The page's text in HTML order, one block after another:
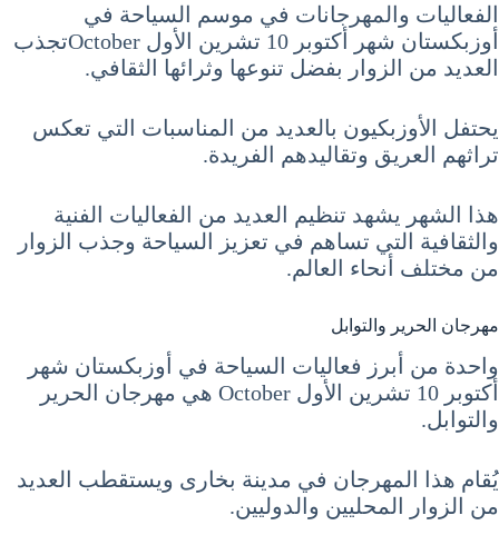
الفعاليات والمهرجانات في موسم السياحة في
أوزبكستان شهر أكتوبر 10 تشرين الأول Octoberتجذب
العديد من الزوار بفضل تنوعها وثرائها الثقافي.
يحتفل الأوزبكيون بالعديد من المناسبات التي تعكس
تراثهم العريق وتقاليدهم الفريدة.
هذا الشهر يشهد تنظيم العديد من الفعاليات الفنية
والثقافية التي تساهم في تعزيز السياحة وجذب الزوار
من مختلف أنحاء العالم.
مهرجان الحرير والتوابل
واحدة من أبرز فعاليات السياحة في أوزبكستان شهر
أكتوبر 10 تشرين الأول October هي مهرجان الحرير
والتوابل.
يُقام هذا المهرجان في مدينة بخارى ويستقطب العديد
من الزوار المحليين والدوليين.